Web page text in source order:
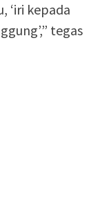
‘iri kepada
tegas